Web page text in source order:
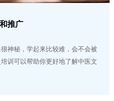
推广
神秘，学起来比较难，会不会被
训可以帮助你更好地了解中医文